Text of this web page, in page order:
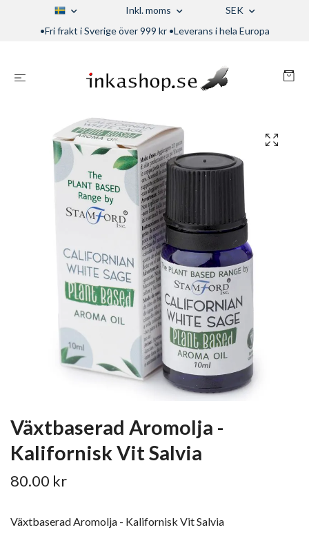
Inkl. moms
SEK
•Fri frakt i Sverige över 999 kr •Leverans i hela Europa
Växtbaserad Aromolja -
Kalifornisk Vit Salvia
80.00 kr
Växtbaserad Aromolja - Kalifornisk Vit Salvia